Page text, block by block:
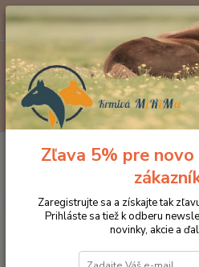
Značka oblečenia MONTAR ZĽAVY!
MONTAR podsedlová dečka Grey Dressage
MONTAR
Dressage Dlux
Zľava 5% pre
Zaregistrujte sa a získajte tak
Prihláste sa tiež k odberu
novinky, akcie a